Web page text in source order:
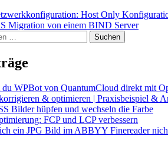
Host Only
Migration von einem BIND Server
du WPBot von QuantumCloud direkt mit
& optimieren | Praxisbeispiel &
Bilder hüpfen und wechseln die Farbe
FCP und LCP verbessern
ein JPG Bild im ABBYY Finereader